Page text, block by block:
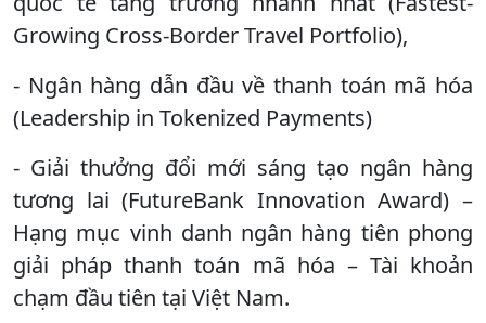
Growing Cross-Border Travel Portfolio),
- Ngân hàng dẫn đầu về thanh toán mã hóa
(Leadership in Tokenized Payments)
- Giải thưởng đổi mới sáng tạo ngân hàng
tương lai (FutureBank Innovation Award) –
Hạng mục vinh danh ngân hàng tiên phong
giải pháp thanh toán mã hóa – Tài khoản
chạm đầu tiên tại Việt Nam.